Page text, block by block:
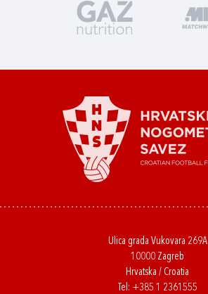
Ulica grada Vukovara 269A
10000 Zagreb
Hrvatska / Croatia
Tel: +385 1 2361555